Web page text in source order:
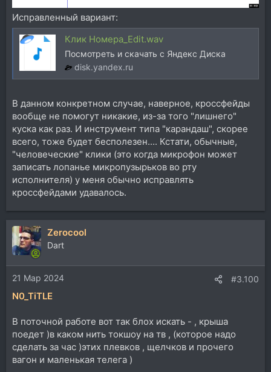
Исправленный вариант:
Клик Номера_Edit.wav
Посмотреть и скачать с Яндекс Диска
disk.yandex.ru
В данном конкретном случае, наверное, кроссфейды
вообще не помогут никакие, из-за того "лишнего"
куска как раз. И инструмент типа "карандаш", скорее
всего, тоже будет бесполезен.... Кстати, обычные,
"человеческие" клики (это когда микрофон может
записать лопанье микропузырьков во рту
исполнителя) у меня обычно исправлять
кроссфейдами удавалось.
Zerocool
Dart
21 Мар 2024 #3.100
N0_TiTLE
В поточной работе вот так блох искать - , крыша
поедет )в каком нить токшоу на тв , (которое надо
сделать за час )этих плевков , щелчков и прочего
вагон и маленькая телега )